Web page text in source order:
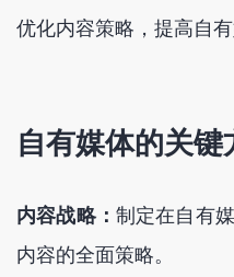
优化内容策略，提高自有
自有媒体的关键
内容战略： 制定在自有
内容的全面策略。